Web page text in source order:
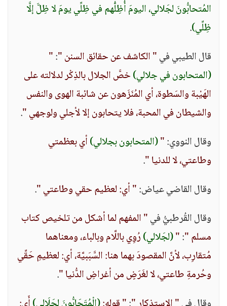
المُتحابُّونَ لجَلالي، اليومَ أُظِلُّهم في ظِلِّي يومَ لا ظِلَّ إلَّا
ظِلِّي).
قال الطيبي في" الكاشف عن حقائق السنن ":
"
(المتحابون في جلالي)خصَّ الجلال بالذِكْر لدلالته على
الهَيْبة والسَطوة، أي المُنَزَهون عن شائبة الهوى والنفس
والشيطان في المحبة، فلا يتحابون إلا لأجلي ولوجهي ".
وقال النووي:"(المتحابون بجلالي)أي بعظمتي
وطاعتي، لا للدنيا ".
وقال القاضي عياض:" أي: لعظيم حقي وطاعتي ".
وقال القُرطبيُّ في" المفهم لما أشكل من تلخيص كتاب
مسلم ":
"(لجَلالي)رُوِي باللَّام وبالباء، ومعناهما
مُتقارِب، لأنَّ المقصودَ بهما هنا: السَّبَبيَّة، أي: لعظيمِ حَقِّي
وحُرمةِ طاعتي، لا لغَرَضٍ من أغراضِ الدُّنيا ".